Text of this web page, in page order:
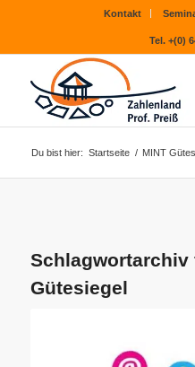
Kontakt
Tel. +(0)
Du bist hier: Startseite / MINT
Schlagwortarchiv
Gütesiegel